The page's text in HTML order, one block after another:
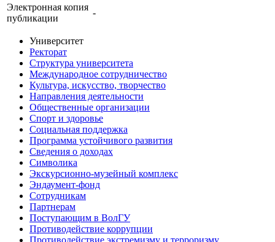
Электронная копия
публикации
-
Университет
Ректорат
Структура университета
Международное сотрудничество
Культура, искусство, творчество
Направления деятельности
Общественные организации
Спорт и здоровье
Социальная поддержка
Программа устойчивого развития
Сведения о доходах
Символика
Экскурсионно-музейный комплекс
Эндаумент-фонд
Сотрудникам
Партнерам
Поступающим в ВолГУ
Противодействие коррупции